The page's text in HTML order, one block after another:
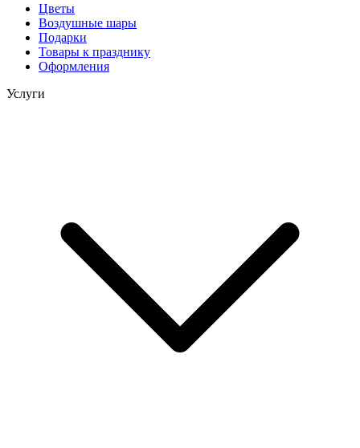
Цветы
Воздушные шары
Подарки
Товары к празднику
Оформления
Услуги